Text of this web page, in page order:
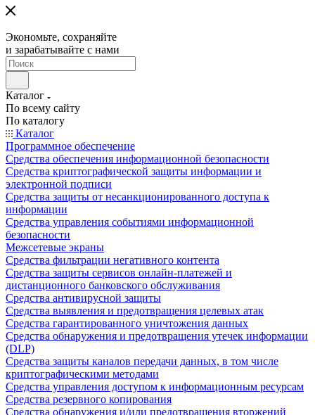
Экономьте, сохраняйте
и зарабатывайте с нами
Каталог
По всему сайту
По каталогу
Каталог
Программное обеспечение
Средства обеспечения информационной безопасности
Средства криптографической защиты информации и
электронной подписи
Средства защиты от несанкционированного доступа к
информации
Средства управления событиями информационной
безопасности
Межсетевые экраны
Средства фильтрации негативного контента
Средства защиты сервисов онлайн-платежей и
дистанционного банковского обслуживания
Средства антивирусной защиты
Средства выявления и предотвращения целевых атак
Средства гарантированного уничтожения данных
Средства обнаружения и предотвращения утечек информации
(DLP)
Средства защиты каналов передачи данных, в том числе
криптографическими методами
Средства управления доступом к информационным ресурсам
Средства резервного копирования
Средства обнаружения и/или предотвращения вторжений